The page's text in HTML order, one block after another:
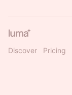
Discover Pricing